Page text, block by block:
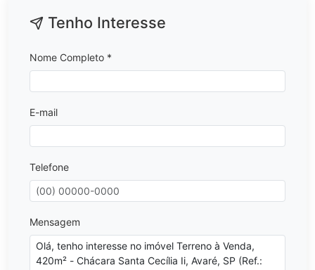
Tenho Interesse
Nome Completo *
E-mail
Telefone
Mensagem